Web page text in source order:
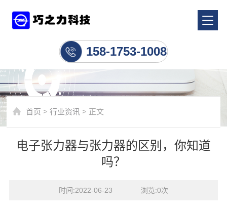
158-1753-1008
首页 >行业资讯 > 正文
电子张力器与张力器的区别，你知道
吗？
时间:2022-06-23    浏览:0次